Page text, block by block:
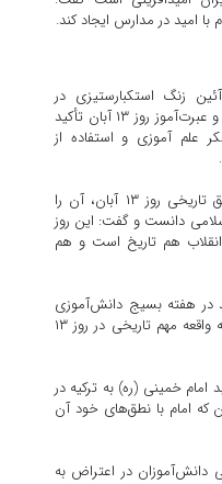
امید در مدارس ایجاد کند.
زنگ استکبارستیزی در
دبیرستان حدیث دیر بر اهمیت تاریخی و عبرت‌آموز روز ۱۳ آبان تأکید
علم آموزی و استفاده از
فرماندار شهرستان دیر با اشاره به سوابق تاریخی روز ۱۳ آبان، آن را
دانست و گفت: این روز
هم تاریخ است و هم
در هفته بسیج دانش‌آموزی
بارها تکرار و آموخته شود، بیان کرد: سه واقعه مهم تاریخی در روز ۱۳
داد. ۱۳ آبان سال ۴۳، تبعید امام خمینی (ره) به ترکیه در
که امام با نطق‌های خود آن
۱۳ آبان ۵۷ راهپیمایی دانش‌آموزان در اعتراض به